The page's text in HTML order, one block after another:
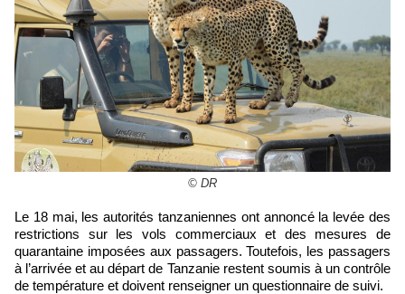
© DR
Le 18 mai, les autorités tanzaniennes ont annoncé la levée des
restrictions sur les vols commerciaux et des mesures de
quarantaine imposées aux passagers. Toutefois, les passagers
à l’arrivée et au départ de Tanzanie restent soumis à un contrôle
de température et doivent renseigner un questionnaire de suivi.